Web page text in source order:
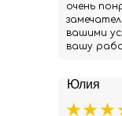
Юлия
очень
вашими
вашу